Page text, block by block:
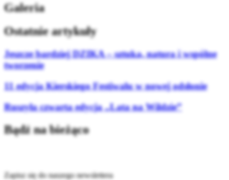
Galeria
Ostatnie artykuły
Jeszcze bardziej DZIKA – sztuka, natura i wspólne
tworzenie
11 edycja Kierskiego Festiwalu w nowej odsłonie
Ruszyła czwarta edycja „Lata na Wildzie”
Bądź na bieżąco
Zapisz się do naszego newslettera